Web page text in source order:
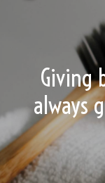
Giving
always